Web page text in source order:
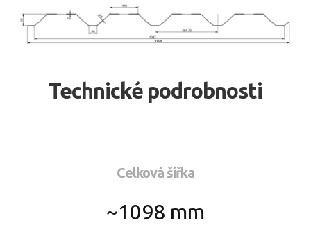
Technické podrobnosti
Celková šířka
~1098 mm